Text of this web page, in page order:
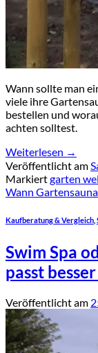
🛡️ SSL-
Wann sollte man
viele ihre
bestellen und
achten solltest.
Weiterlesen →
Veröffentlicht am
Markiertgarten
Wann
Kaufberatung & Vergleich
Swim Spa
passt
Veröffentlicht am